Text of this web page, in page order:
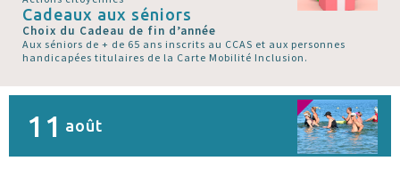
Cadeaux aux séniors
Choix du Cadeau de fin d’année
Aux séniors de + de 65 ans inscrits au CCAS et aux personnes
handicapées titulaires de la Carte Mobilité Inclusion.
11 août